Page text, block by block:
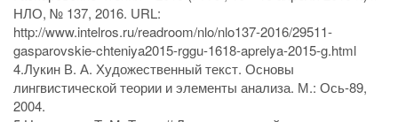
НЛО, № 137, 2016. URL:
http://www.intelros.ru/readroom/nlo/nlo137-2016/29511-
gasparovskie-chteniya2015-rggu-1618-aprelya-2015-g.html
4.Лукин В. А. Художественный текст. Основы
лингвистической теории и элементы анализа. М.: Ось-89,
2004.